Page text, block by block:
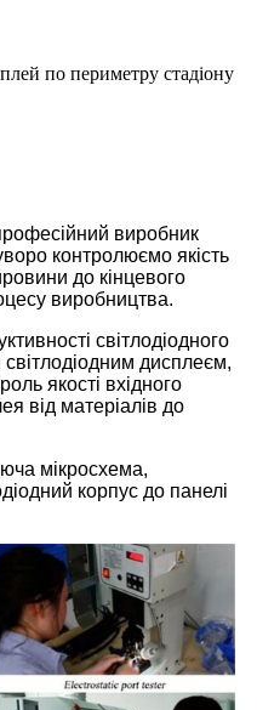
виробник
контролюємо якість
до кінцевого
виробництва.
світлодіодного
дисплеєм,
якості вхідного
від матеріалів до
мікросхема,
корпус до панелі